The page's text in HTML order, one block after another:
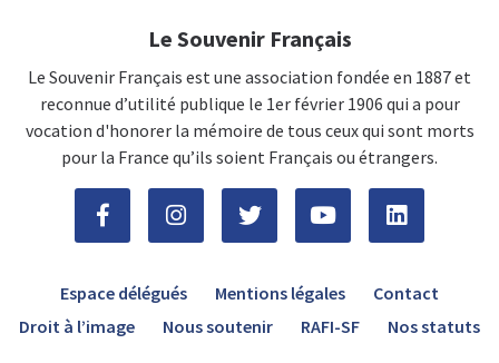
Le Souvenir Français
Le Souvenir Français est une association fondée en 1887 et
reconnue d’utilité publique le 1er février 1906 qui a pour
vocation d'honorer la mémoire de tous ceux qui sont morts
pour la France qu’ils soient Français ou étrangers.
Espace délégués Mentions légales
Contact
Droit à l’image
Nous soutenir RAFI-SF Nos statuts